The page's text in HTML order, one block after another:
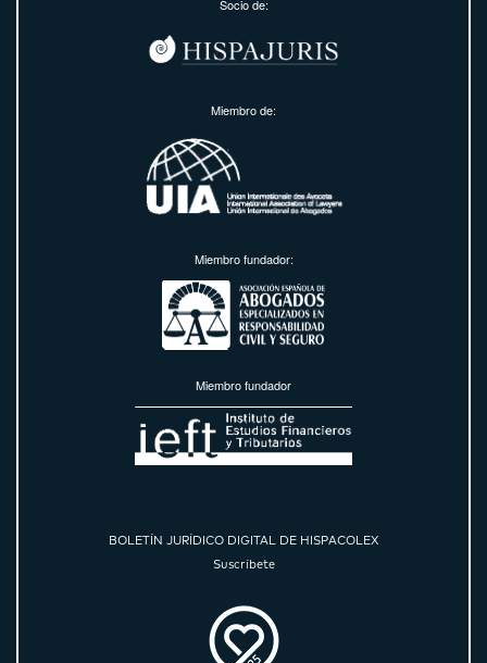
Socio de:
Miembro de:
Miembro fundador:
Miembro fundador
BOLETÍN JURÍDICO DIGITAL DE HISPACOLEX
Suscríbete